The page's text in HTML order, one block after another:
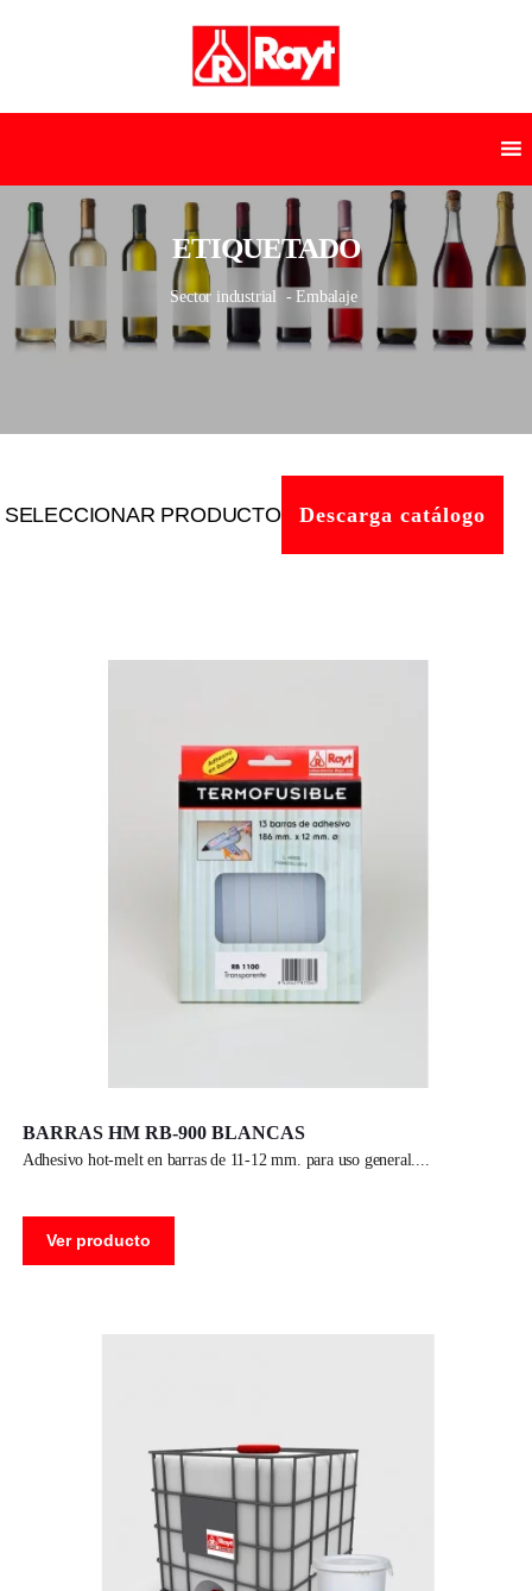
ETIQUETADO
Sector industrial - Embalaje
SELECCIONAR PRODUCTO Descarga catálogo
BARRAS HM RB-900 BLANCAS
adhesivo hot-melt en barras de 11-12 mm. para uso general.
Ver producto